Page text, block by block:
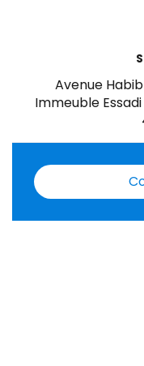
Avenue
Immeuble